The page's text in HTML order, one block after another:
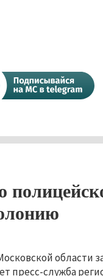
области
пресс-служба